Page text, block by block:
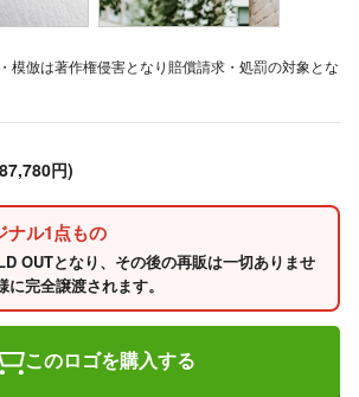
模倣は著作権侵害となり賠償請求・処罰の対象とな
円)
ナル1点もの
OUTとなり、その後の再販は一切ありませ
完全譲渡されます。
このロゴを購入する